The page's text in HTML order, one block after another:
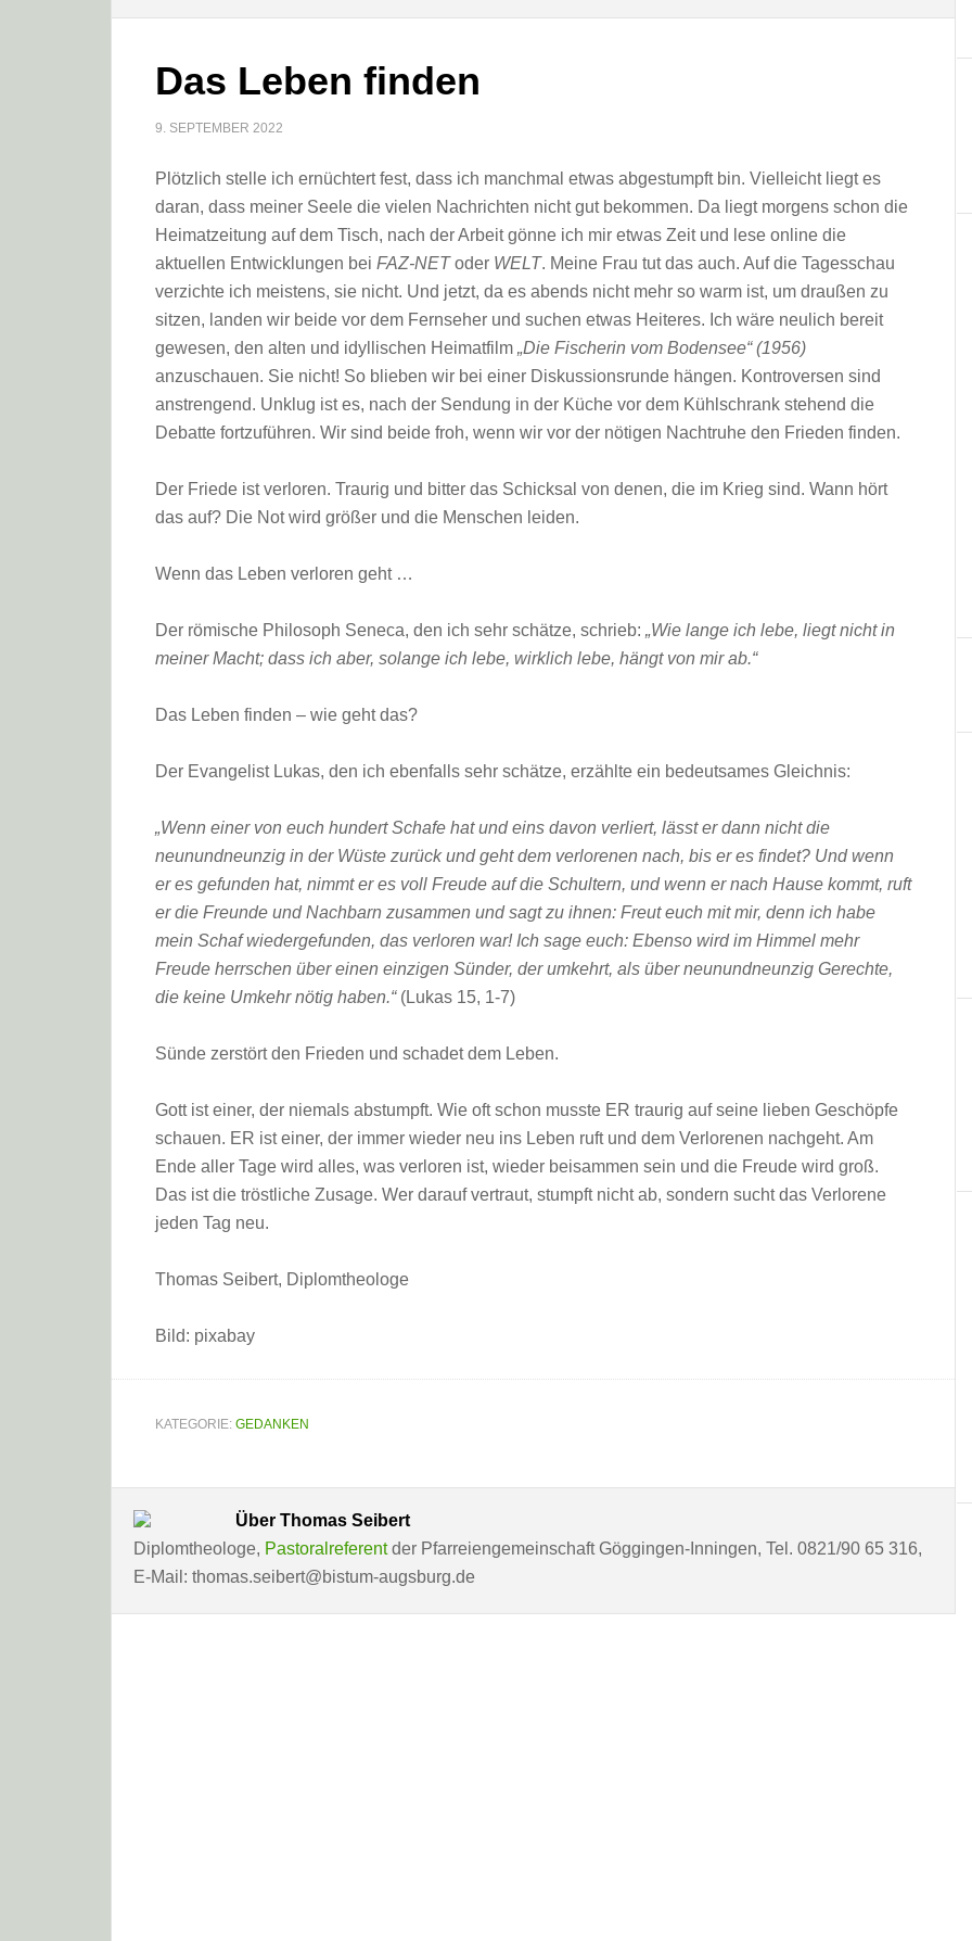
Das Leben finden
9. SEPTEMBER 2022
Plötzlich stelle ich ernüchtert fest, dass ich manchmal etwas abgestumpft bin. Vielleicht liegt es
daran, dass meiner Seele die vielen Nachrichten nicht gut bekommen. Da liegt morgens schon die
Heimatzeitung auf dem Tisch, nach der Arbeit gönne ich mir etwas Zeit und lese online die
aktuellen Entwicklungen bei FAZ-NEToder WELT. Meine Frau tut das auch. Auf die Tagesschau
verzichte ich meistens, sie nicht. Und jetzt, da es abends nicht mehr so warm ist, um draußen zu
sitzen, landen wir beide vor dem Fernseher und suchen etwas Heiteres. Ich wäre neulich bereit
gewesen, den alten und idyllischen Heimatfilm „Die Fischerin vom Bodensee“ (1956)
anzuschauen. Sie nicht! So blieben wir bei einer Diskussionsrunde hängen. Kontroversen sind
anstrengend. Unklug ist es, nach der Sendung in der Küche vor dem Kühlschrank stehend die
Debatte fortzuführen. Wir sind beide froh, wenn wir vor der nötigen Nachtruhe den Frieden finden.
Der Friede ist verloren. Traurig und bitter das Schicksal von denen, die im Krieg sind. Wann hört
das auf? Die Not wird größer und die Menschen leiden.
Wenn das Leben verloren geht …
Der römische Philosoph Seneca, den ich sehr schätze, schrieb: „Wie lange ich lebe, liegt nicht in
meiner Macht; dass ich aber, solange ich lebe, wirklich lebe, hängt von mir ab.“
Das Leben finden – wie geht das?
Der Evangelist Lukas, den ich ebenfalls sehr schätze, erzählte ein bedeutsames Gleichnis:
„Wenn einer von euch hundert Schafe hat und eins davon verliert, lässt er dann nicht die
neunundneunzig in der Wüste zurück und geht dem verlorenen nach, bis er es findet? Und wenn
er es gefunden hat, nimmt er es voll Freude auf die Schultern, und wenn er nach Hause kommt, ruft
er die Freunde und Nachbarn zusammen und sagt zu ihnen: Freut euch mit mir, denn ich habe
mein Schaf wiedergefunden, das verloren war! Ich sage euch: Ebenso wird im Himmel mehr
Freude herrschen über einen einzigen Sünder, der umkehrt, als über neunundneunzig Gerechte,
die keine Umkehr nötig haben.“ (Lukas 15, 1-7)
Sünde zerstört den Frieden und schadet dem Leben.
Gott ist einer, der niemals abstumpft. Wie oft schon musste ER traurig auf seine lieben Geschöpfe
schauen. ER ist einer, der immer wieder neu ins Leben ruft und dem Verlorenen nachgeht. Am
Ende aller Tage wird alles, was verloren ist, wieder beisammen sein und die Freude wird groß.
Das ist die tröstliche Zusage. Wer darauf vertraut, stumpft nicht ab, sondern sucht das Verlorene
jeden Tag neu.
Thomas Seibert, Diplomtheologe
Bild: pixabay
KATEGORIE: GEDANKEN
Über Thomas Seibert
Diplomtheologe, Pastoralreferentder Pfarreiengemeinschaft Göggingen-Inningen, Tel. 0821/90 65 316,
E-Mail: thomas.seibert@bistum-augsburg.de